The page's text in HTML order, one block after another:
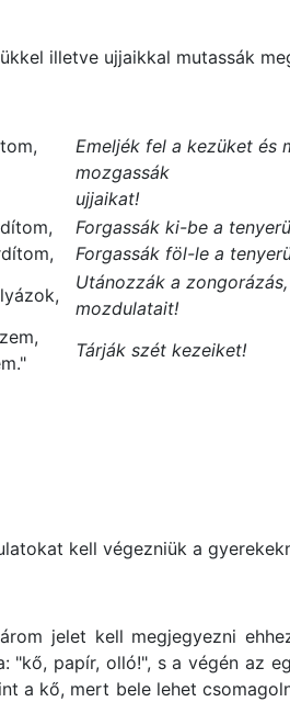
illetve ujjaikkal mutassák
Emeljék fel a kezüket és
mozgassák
ujjaikat!
Forgassák ki-be a
Forgassák föl-le a
Utánozzák a
mozdulatait!
Tárják szét kezeiket!
kell végezniük a
jelet kell megjegyezni
"kő, papír, olló!", s a végén az
a kő, mert bele lehet